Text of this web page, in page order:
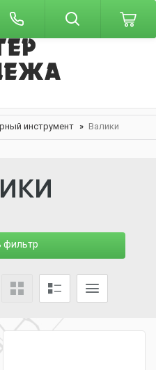
инструмент Валики
фильтр